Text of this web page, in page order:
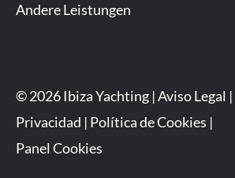
Andere Leistungen
© 2026 Ibiza Yachting |Aviso Legal |
Privacidad | Política de Cookies |
Panel Cookies